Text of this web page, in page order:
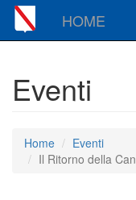
HOME
Eventi
Home
Eventi
Il Ritorno della